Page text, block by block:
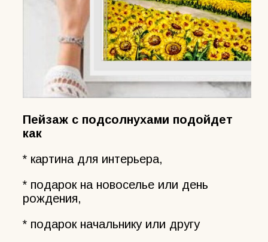
Пейзаж с подсолнухами подойдет
как
* картина для интерьера,
* подарок на новоселье или день
рождения,
* подарок начальнику или другу